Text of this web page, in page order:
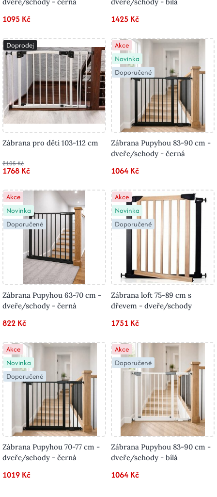
1095 Kč 1425 Kč
Doprodej
Zábrana pro děti 103-112 cm
2105 Kč
1768 Kč
Akce
Novinka
Doporučené
Zábrana Pupyhou 83-90 cm -
dveře/schody - černá
1064 Kč
Akce
Novinka
Doporučené
Zábrana Pupyhou 63-70 cm -
dveře/schody - černá
822 Kč
Akce
Novinka
Doporučené
Zábrana loft 75-89 cm s
dřevem - dveře/schody
1751 Kč
Akce
Novinka
Doporučené
Zábrana Pupyhou 70-77 cm -
dveře/schody - černá
1019 Kč
Akce
Doporučené
Zábrana Pupyhou 83-90 cm -
dveře/schody - bílá
1064 Kč